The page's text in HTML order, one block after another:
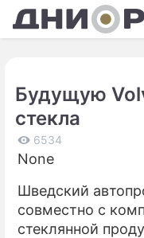
Будущую
стекла
6534
None
Шведский
совместно с
стеклянной